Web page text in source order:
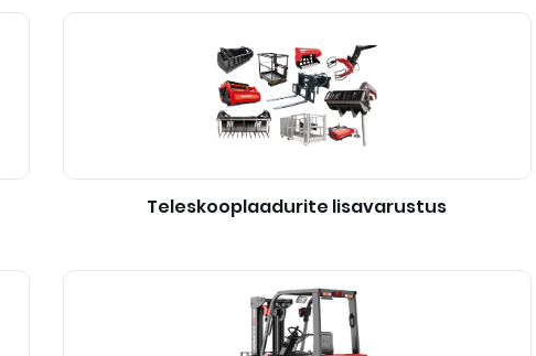
Teleskooplaadurite lisavarustus